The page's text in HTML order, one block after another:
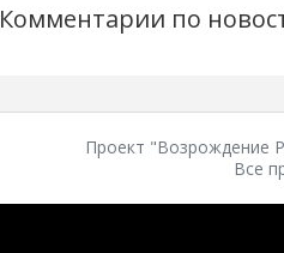
Комментарии по
Проект "Возрождение
Все